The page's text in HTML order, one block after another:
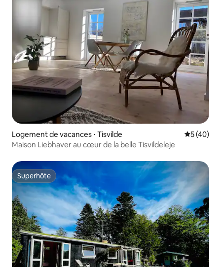
Logement de vacances ⋅ Tisvilde
5 (40)
Maison Liebhaver au cœur de la belle Tisvildeleje
Superhôte
Superhôte